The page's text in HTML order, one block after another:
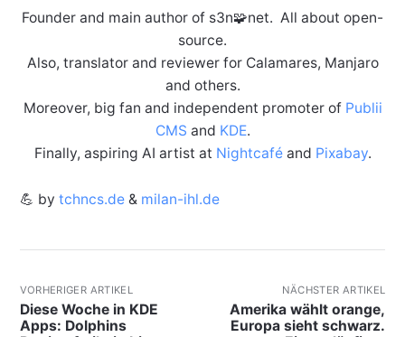
Founder and main author of s3n🧩net. All about open-
source.
Also, translator and reviewer for Calamares, Manjaro
and others.
Moreover, big fan and independent promoter of Publii
CMS and KDE.
Finally, aspiring AI artist at Nightcaféand Pixabay.
💪 by tchncs.de& milan-ihl.de
VORHERIGER ARTIKEL
Diese Woche in KDE
Apps: Dolphins
NÄCHSTER ARTIKEL
Amerika wählt orange,
Europa sieht schwarz.